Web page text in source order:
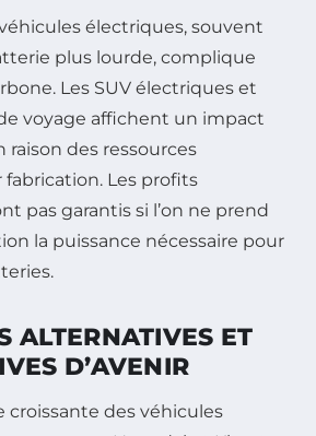
électriques, souvent
plus lourde, complique
Les SUV électriques et
voyage affichent un impact
des ressources
fabrication. Les profits
pas garantis si l’on ne prend
la puissance nécessaire pour
ALTERNATIVES ET
D’AVENIR
croissante des véhicules